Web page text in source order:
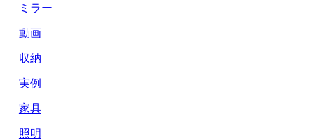
ミラー
動画
収納
実例
家具
照明